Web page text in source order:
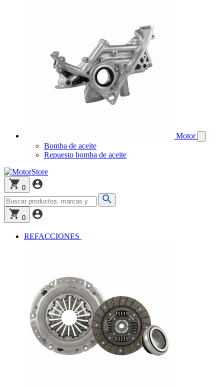
Motor
Bomba de aceite
Repuesto bomba de aceite
0
0
REFACCIONES